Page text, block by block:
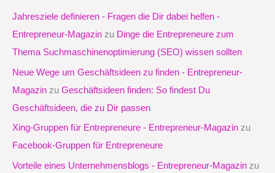
e
n
n
Jahresziele definieren - Fragen die Dir dabei helfen -
Entrepreneur-Magazin zu Dinge die Entrepreneure zum
Thema Suchmaschinenoptimierung (SEO) wissen sollten
Neue Wege um Geschäftsideen zu finden - Entrepreneur-
Magazin zu Geschäftsideen finden: So findest Du
Geschäftsideen, die zu Dir passen
Xing-Gruppen für Entrepreneure - Entrepreneur-Magazin zu
Facebook-Gruppen für Entrepreneure
Vorteile eines Unternehmensblogs - Entrepreneur-Magazin zu